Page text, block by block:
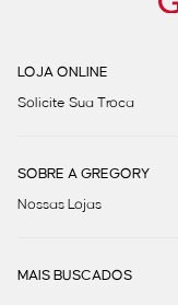
LOJA ONLINE
Solicite Sua Troca
SOBRE A GREGORY
Nossas Lojas
MAIS BUSCADOS